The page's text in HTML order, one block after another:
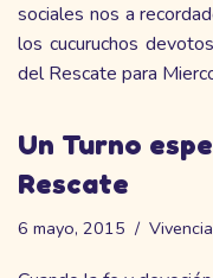
sociales nos a
los cucuruchos
del Rescate para
Un Turno
Rescate
6 mayo, 2015